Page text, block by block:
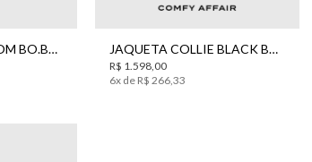
BOTA MEIA MARROM BO.BÔ FEMININA
P M
JAQUETA COLLIE BLACK BO.BÔ FEMININA
R$ 1.598,00
6x de R$ 266,33